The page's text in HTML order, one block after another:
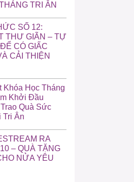
TRI ÂN
SỐ 12:
THƯ GIÃN – TỰ
CÓ GIẤC
CẢI THIỆN
Khóa Học Tháng
Khởi Đầu
Quà Sức
Tri Ân
RA
– QUÀ TẶNG
NỬA YÊU